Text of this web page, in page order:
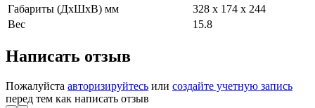
Габариты (ДxШxВ) мм
328 x 174 x 244
Вес
15.8
Написать отзыв
Пожалуйста авторизируйтесь или создайте учетную запись
перед тем как написать отзыв